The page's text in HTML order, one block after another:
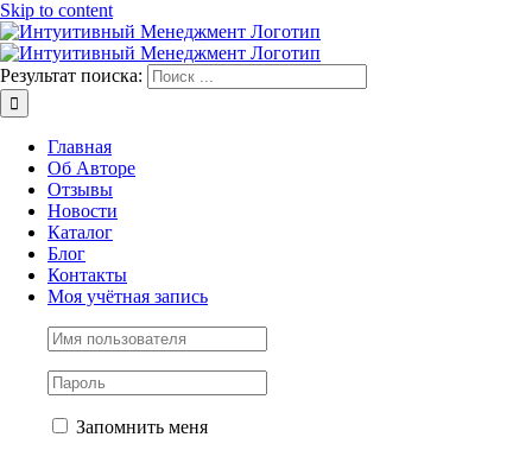
Skip to content
Результат поиска:
Главная
Об Авторе
Отзывы
Новости
Каталог
Блог
Контакты
Моя учётная запись
Запомнить меня